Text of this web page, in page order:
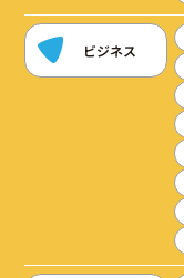
ビジネス